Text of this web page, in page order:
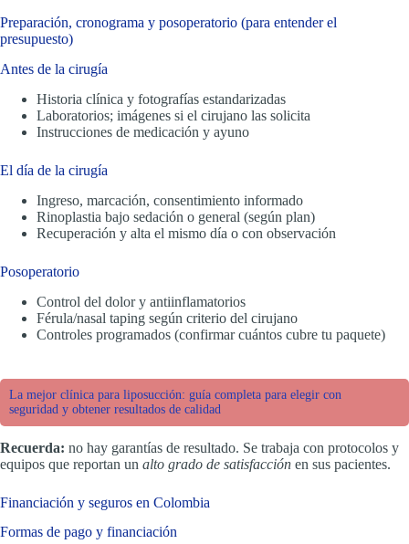
Preparación, cronograma y posoperatorio (para entender el
presupuesto)
Antes de la cirugía
Historia clínica y fotografías estandarizadas
Laboratorios; imágenes si el cirujano las solicita
Instrucciones de medicación y ayuno
El día de la cirugía
Ingreso, marcación, consentimiento informado
Rinoplastia bajo sedación o general (según plan)
Recuperación y alta el mismo día o con observación
Posoperatorio
Control del dolor y antiinflamatorios
Férula/nasal taping según criterio del cirujano
Controles programados (confirmar cuántos cubre tu paquete)
La mejor clínica para liposucción: guía completa para elegir con
seguridad y obtener resultados de calidad
Recuerda: no hay garantías de resultado. Se trabaja con protocolos y
equipos que reportan un alto grado de satisfacción en sus pacientes.
Financiación y seguros en Colombia
Formas de pago y financiación